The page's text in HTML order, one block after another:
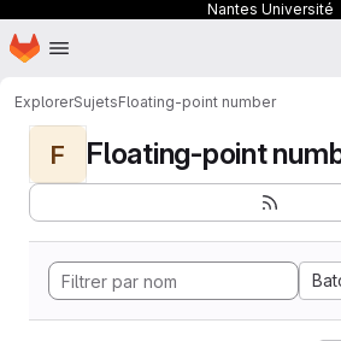
Nantes Université
Passer au contenu principal
Page d'accueil
ExplorerSujetsFloating-point number
F Floating-point